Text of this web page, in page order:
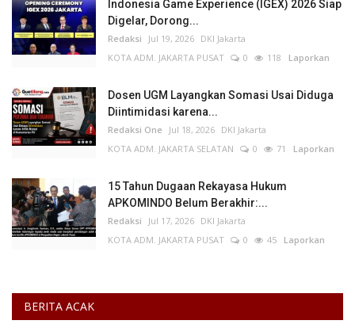
Indonesia Game Experience (IGEX) 2026 Siap
Digelar, Dorong...
Redaksi Jul 19, 2026 DKI Jakarta
KOTA ADM. JAKARTA PUSAT
0 118 Laporkan
Dosen UGM Layangkan Somasi Usai Diduga
Diintimidasi karena...
Redaksi One Jul 18, 2026 DKI Jakarta
KOTA ADM. JAKARTA SELATAN
0 71 Laporkan
15 Tahun Dugaan Rekayasa Hukum
APKOMINDO Belum Berakhir:...
Redaksi Jul 17, 2026 DKI Jakarta
KOTA ADM. JAKARTA PUSAT
0 45 Laporkan
BERITA ACAK